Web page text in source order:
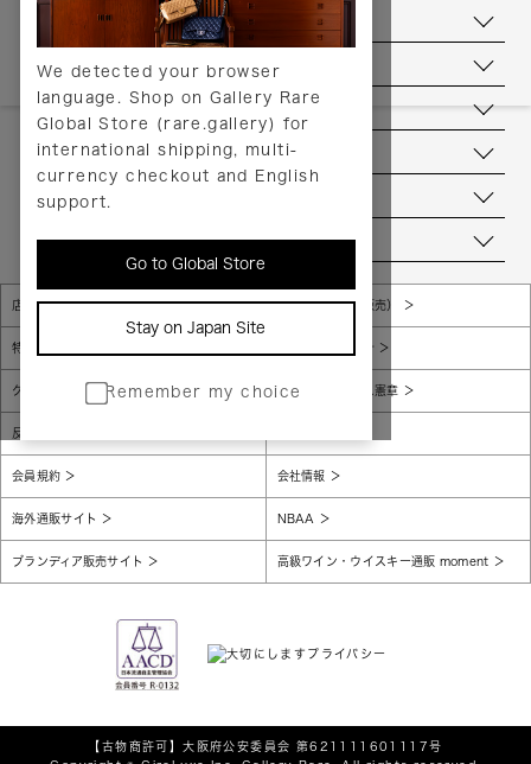
We detected your browser
language. Shop on Gallery Rare
Global Store (rare.gallery) for
international shipping, multi-
currency checkout and English
support.
Go to Global Store
Stay on Japan Site
Remember my choice
送料について
返品について
ヘルプ
お問い合わせ
当店について
店舗一覧 販売規約（店頭販売）
特定商取引法に基づく表示 個人情報保護方針
グローバルプライバシーポリシー コンプライアンス憲章
反社会的勢力に対する基本方針
会員規約 会社情報
海外通販サイト NBAA
ブランディア販売サイト 高級ワイン・ウイスキー通販 moment
【古物商許可】大阪府公安委員会 第621111601117号